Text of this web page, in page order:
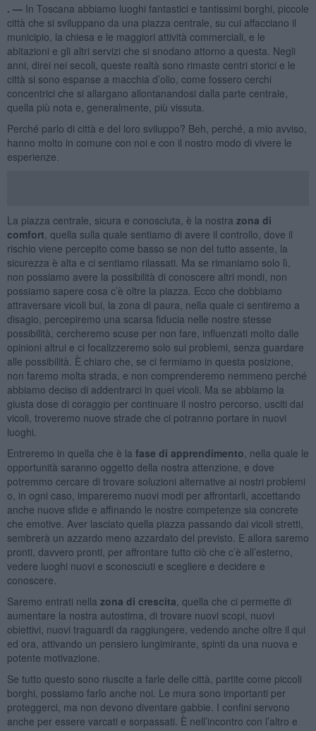
. — In Toscana abbiamo luoghi fantastici e tantissimi borghi, piccole
città che si sviluppano da una piazza centrale, su cui affacciano il
municipio, la chiesa e le maggiori attività commerciali, e le
abitazioni e gli altri servizi che si snodano attorno a questa. Negli
anni, direi nei secoli, queste realtà sono rimaste centri storici e le
città si sono espanse a macchia d’olio, come fossero cerchi
concentrici che si allargano allontanandosi dalla parte centrale,
quella più nota e, generalmente, più vissuta.
Perché parlo di città e del loro sviluppo? Beh, perché, a mio avviso,
hanno molto in comune con noi e con il nostro modo di vivere le
esperienze.
La piazza centrale, sicura e conosciuta, è la nostra zona di
comfort , quella sulla quale sentiamo di avere il controllo, dove il
rischio viene percepito come basso se non del tutto assente, la
sicurezza è alta e ci sentiamo rilassati. Ma se rimaniamo solo lì,
non possiamo avere la possibilità di conoscere altri mondi, non
possiamo sapere cosa c’è oltre la piazza. Ecco che dobbiamo
attraversare vicoli bui, la zona di paura, nella quale ci sentiremo a
disagio, percepiremo una scarsa fiducia nelle nostre stesse
possibilità, cercheremo scuse per non fare, influenzati molto dalle
opinioni altrui e ci focalizzeremo solo sui problemi, senza guardare
alle possibilità. È chiaro che, se ci fermiamo in questa posizione,
non faremo molta strada, e non comprenderemo nemmeno perché
abbiamo deciso di addentrarci in quei vicoli. Ma se abbiamo la
giusta dose di coraggio per continuare il nostro percorso, usciti dai
vicoli, troveremo nuove strade che ci potranno portare in nuovi
luoghi.
Entreremo in quella che è la fase di apprendimento , nella quale le
opportunità saranno oggetto della nostra attenzione, e dove
potremmo cercare di trovare soluzioni alternative ai nostri problemi
o, in ogni caso, impareremo nuovi modi per affrontarli, accettando
anche nuove sfide e affinando le nostre competenze sia concrete
che emotive. Aver lasciato quella piazza passando dai vicoli stretti,
sembrerà un azzardo meno azzardato del previsto. E allora saremo
pronti, davvero pronti, per affrontare tutto ciò che c’è all’esterno,
vedere luoghi nuovi e sconosciuti e scegliere e decidere e
conoscere.
Saremo entrati nella zona di crescita , quella che ci permette di
aumentare la nostra autostima, di trovare nuovi scopi, nuovi
obiettivi, nuovi traguardi da raggiungere, vedendo anche oltre il qui
ed ora, attivando un pensiero lungimirante, spinti da una nuova e
potente motivazione.
Se tutto questo sono riuscite a farle delle città, partite come piccoli
borghi, possiamo farlo anche noi. Le mura sono importanti per
proteggerci, ma non devono diventare gabbie. I confini servono
anche per essere varcati e sorpassati. È nell’incontro con l’altro e